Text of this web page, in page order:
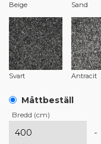
Beige Sand
Svart Antracit
Måttbeställ
Bredd (cm)
-